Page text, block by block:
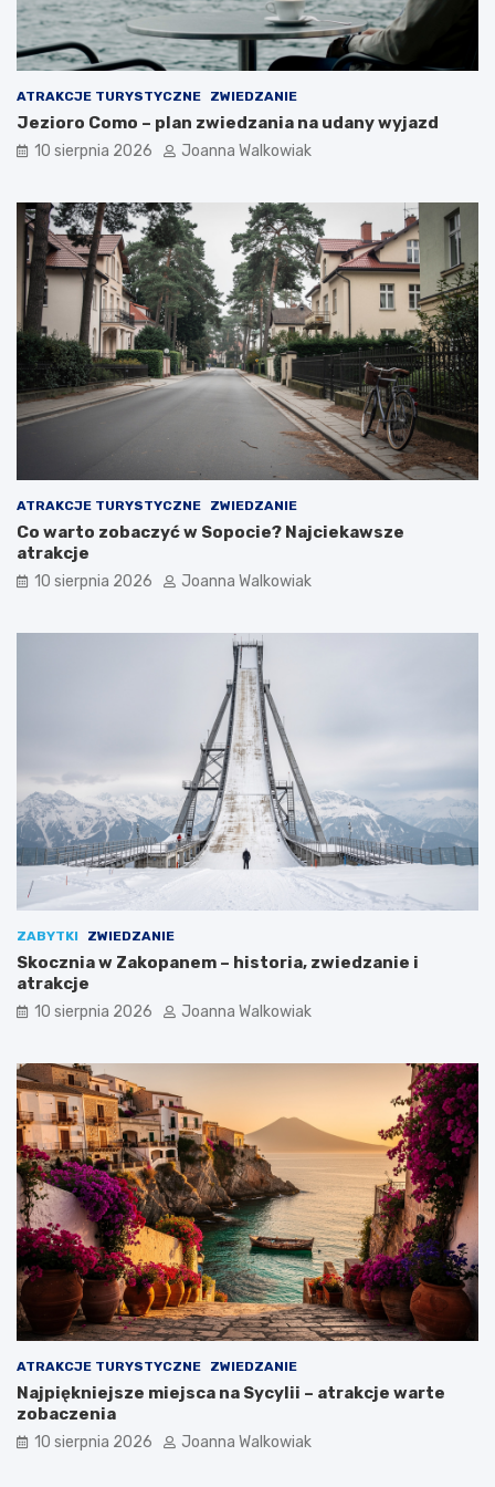
a
t
u
y
s
t
a
,
b
l
e
t
a
a
c
j
e
ATRAKCJE TURYSTYCZNE ZWIEDZANIE
Jezioro Como – plan zwiedzania na udany wyjazd
10 sierpnia 2026 Joanna Walkowiak
ATRAKCJE TURYSTYCZNE ZWIEDZANIE
Co warto zobaczyć w Sopocie? Najciekawsze
atrakcje
10 sierpnia 2026 Joanna Walkowiak
ZABYTKI ZWIEDZANIE
Skocznia w Zakopanem – historia, zwiedzanie i
atrakcje
10 sierpnia 2026 Joanna Walkowiak
ATRAKCJE TURYSTYCZNE ZWIEDZANIE
Najpiękniejsze miejsca na Sycylii – atrakcje warte
zobaczenia
10 sierpnia 2026 Joanna Walkowiak